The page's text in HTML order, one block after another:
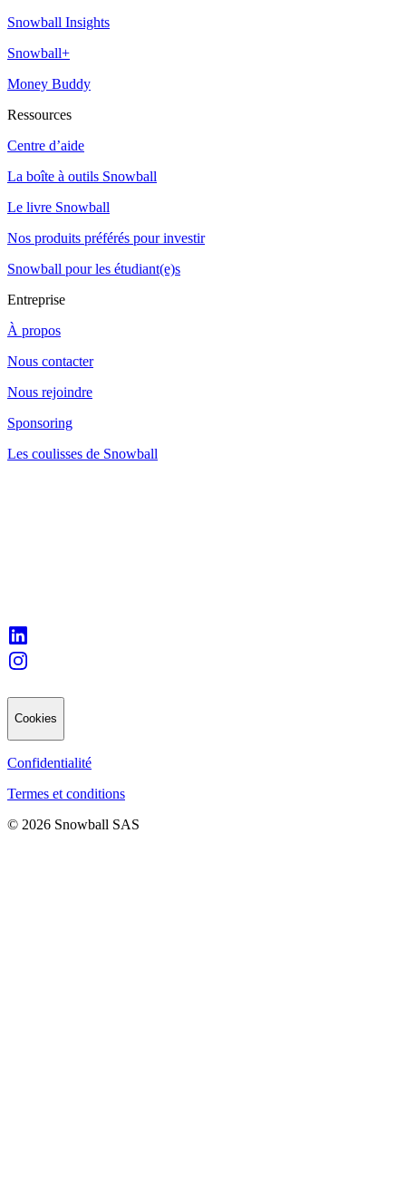
Snowball Insights
Snowball+
Money Buddy
Ressources
Centre d’aide
La boîte à outils Snowball
Le livre Snowball
Nos produits préférés pour investir
Snowball pour les étudiant(e)s
Entreprise
À propos
Nous contacter
Nous rejoindre
Sponsoring
Les coulisses de Snowball
Cookies
Confidentialité
Termes et conditions
© 2026 Snowball SAS